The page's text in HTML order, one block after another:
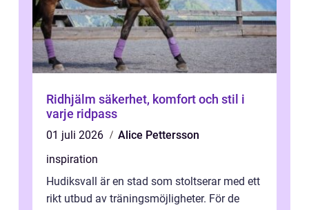
Ridhjälm säkerhet, komfort och stil i
varje ridpass
01 juli 2026
Alice Pettersson
inspiration
Hudiksvall är en stad som stoltserar med ett
rikt utbud av träningsmöjligheter. För de